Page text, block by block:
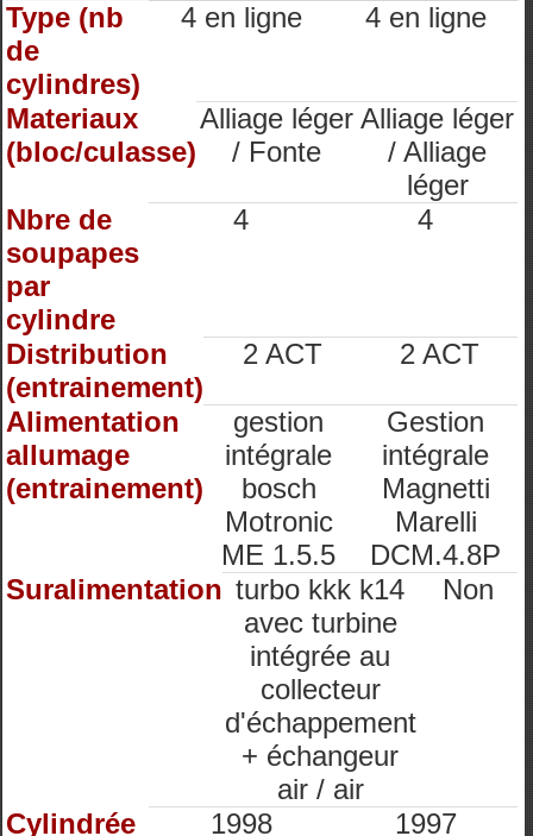
Type (nb
de
cylindres)
4 en ligne 4 en ligne
Materiaux
(bloc/culasse)
Alliage léger
/ Fonte
Alliage léger
/ Alliage
léger
Nbre de
soupapes
par
cylindre
4 4
Distribution
(entrainement)
2 ACT 2 ACT
Alimentation
allumage
(entrainement)
gestion
intégrale
bosch
Motronic
ME 1.5.5
Gestion
intégrale
Magnetti
Marelli
DCM.4.8P
Suralimentation turbo kkk k14
avec turbine
intégrée au
collecteur
d'échappement
+ échangeur
air / air
Non
Cylindrée
1998 1997